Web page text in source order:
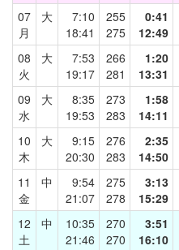
07
月
大
7:10
18:41
255
275
0:41
12:49
08
火
大
7:53
19:17
266
281
1:20
13:31
09
水
大
8:35
19:53
273
283
1:58
14:11
10
木
大
9:15
20:30
276
283
2:35
14:50
11
金
中
9:54
21:07
275
278
3:13
15:29
12
土
中
10:35
21:46
270
270
3:51
16:10